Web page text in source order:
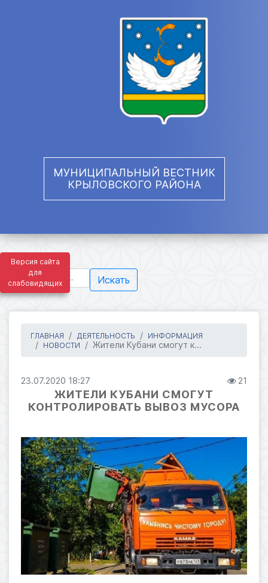
Версия сайта
для
слабовидящих
МУНИЦИПАЛЬНЫЙ ВЕСТНИК
КРЫЛОВСКОГО РАЙОНА
Искать
ГЛАВНАЯ ДЕЯТЕЛЬНОСТЬ
ИНФОРМАЦИЯ
НОВОСТИ
Жители Кубани смогут к...
23.07.2020 18:27 21
ЖИТЕЛИ КУБАНИ СМОГУТ
КОНТРОЛИРОВАТЬ ВЫВОЗ МУСОРА